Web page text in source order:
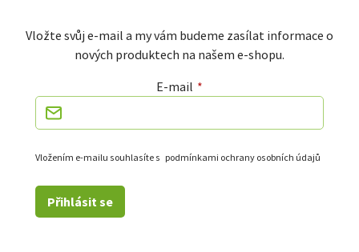
Vložte svůj e-mail a my vám budeme zasílat informace o
nových produktech na našem e-shopu.
E-mail
Vložením e-mailu souhlasíte s podmínkami ochrany osobních údajů
Přihlásit se